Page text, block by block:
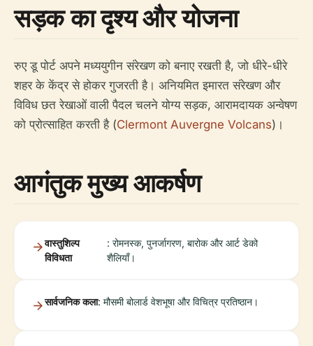
सड़क का दृश्य और योजना
रुए डू पोर्ट अपने मध्ययुगीन संरेखण को बनाए रखती है, जो धीरे-धीरे
शहर के केंद्र से होकर गुजरती है। अनियमित इमारत संरेखण और
विविध छत रेखाओं वाली पैदल चलने योग्य सड़क, आरामदायक अन्वेषण
को प्रोत्साहित करती है (Clermont Auvergne Volcans)।
आगंतुक मुख्य आकर्षण
वास्तुशिल्प
विविधता
: रोमनस्क, पुनर्जागरण, बारोक और आर्ट डेको
शैलियाँ।
सार्वजनिक कला: मौसमी बोलार्ड वेशभूषा और विचित्र प्रतिष्ठान।